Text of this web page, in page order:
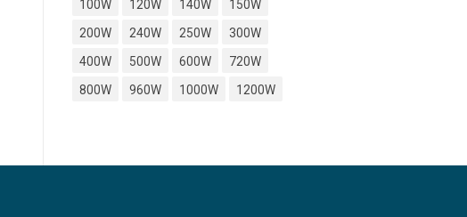
100W
120W 140W
150W
200W
240W 250W
300W
400W
500W 600W
720W
800W
960W 1000W 1200W